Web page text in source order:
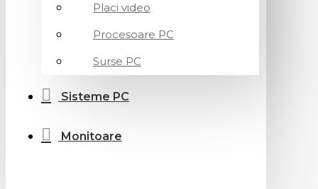
Placi video
Procesoare PC
Surse PC
Sisteme PC
Monitoare